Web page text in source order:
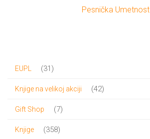
Pesnička Umetnost
EUPL 31 31
Knjige na velikoj akciji 4242
Gift Shop 77
Knjige 358358